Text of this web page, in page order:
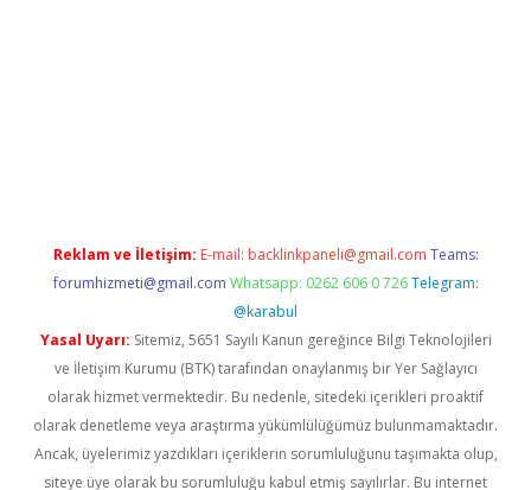
Reklam ve İletişim: E-mail: backlinkpaneli@gmail.com Teams:
forumhizmeti@gmail.com Whatsapp: 0262 606 0 726 Telegram:
@karabul
Yasal Uyarı: Sitemiz, 5651 Sayılı Kanun gereğince Bilgi Teknolojileri
ve İletişim Kurumu (BTK) tarafından onaylanmış bir Yer Sağlayıcı
olarak hizmet vermektedir. Bu nedenle, sitedeki içerikleri proaktif
olarak denetleme veya araştırma yükümlülüğümüz bulunmamaktadır.
Ancak, üyelerimiz yazdıkları içeriklerin sorumluluğunu taşımakta olup,
siteye üye olarak bu sorumluluğu kabul etmiş sayılırlar. Bu internet